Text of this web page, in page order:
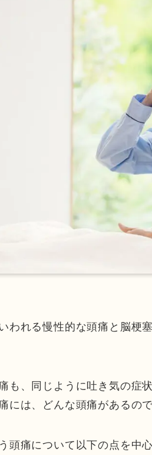
われる慢性的な頭痛と脳梗
も、同じように吐き気の症状
には、どんな頭痛があるの
頭痛について以下の点を中